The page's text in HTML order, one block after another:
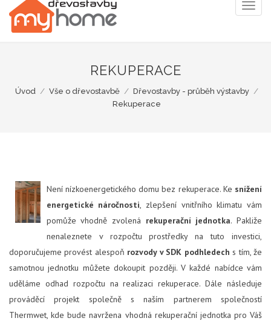
menu
REKUPERACE
Úvod / Vše o dřevostavbě / Dřevostavby - průběh výstavby /
Rekuperace
Není nízkoenergetického domu bez rekuperace. Ke snížení
energetické náročnosti, zlepšení vnitřního klimatu vám
pomůže vhodně zvolená rekuperační jednotka. Pakliže
nenaleznete v rozpočtu prostředky na tuto investici,
doporučujeme provést alespoň rozvody v SDK podhledech s tím, že
samotnou jednotku můžete dokoupit později. V každé nabídce vám
uděláme odhad rozpočtu na realizaci rekuperace. Dále následuje
prováděcí projekt společně s naším partnerem společností
Thermwet, kde bude navržena vhodná rekuperační jednotka pro Váš